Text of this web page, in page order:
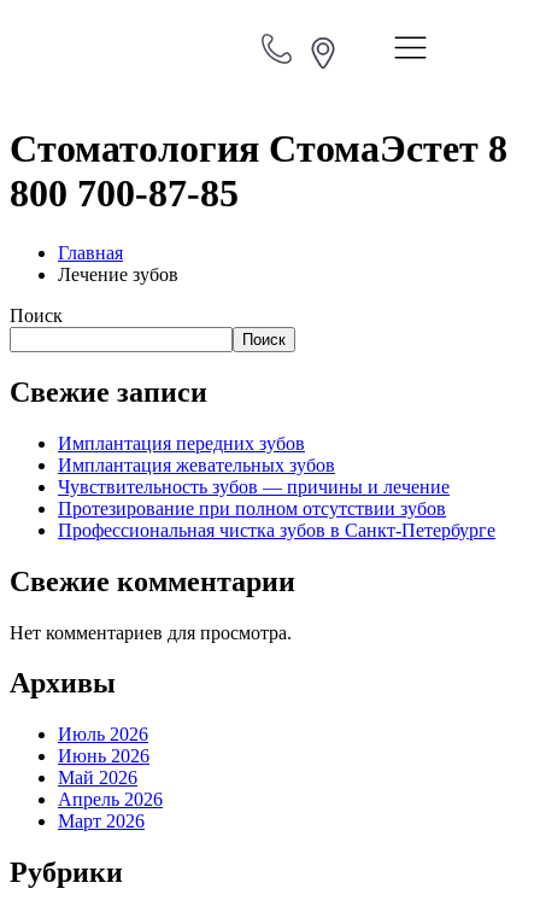
Стоматология СтомаЭстет 8
800 700-87-85
Главная
Лечение зубов
Поиск
Поиск
Свежие записи
Имплантация передних зубов
Имплантация жевательных зубов
Чувствительность зубов — причины и лечение
Протезирование при полном отсутствии зубов
Профессиональная чистка зубов в Санкт-Петербурге
Свежие комментарии
Нет комментариев для просмотра.
Архивы
Июль 2026
Июнь 2026
Май 2026
Апрель 2026
Март 2026
Рубрики